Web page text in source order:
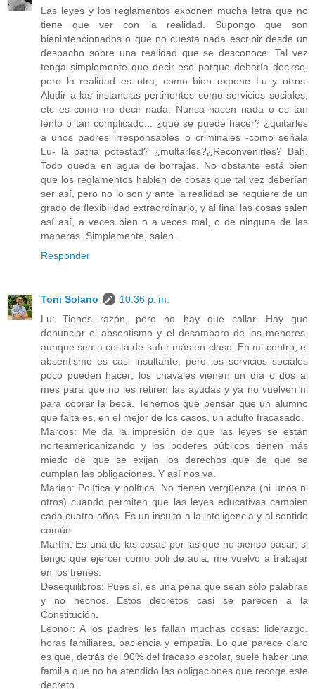
Las leyes y los reglamentos exponen mucha letra que no
tiene que ver con la realidad. Supongo que son
bienintencionados o que no cuesta nada escribir desde un
despacho sobre una realidad que se desconoce. Tal vez
tenga simplemente que decir eso porque debería decirse,
pero la realidad es otra, como bien expone Lu y otros.
Aludir a las instancias pertinentes como servicios sociales,
etc es como no decir nada. Nunca hacen nada o es tan
lento o tan complicado... ¿qué se puede hacer? ¿quitarles
a unos padres irresponsables o criminales -como señala
Lu- la patria potestad? ¿multarles?¿Reconvenirles? Bah.
Todo queda en agua de borrajas. No obstante está bien
que los reglamentos hablen de cosas que tal vez deberían
ser así, pero no lo son y ante la realidad se requiere de un
grado de flexibilidad extraordinario, y al final las cosas salen
así así, a veces bien o a veces mal, o de ninguna de las
maneras. Simplemente, salen.
Responder
Toni Solano
10:36 p. m.
Lu: Tienes razón, pero no hay que callar. Hay que
denunciar el absentismo y el desamparo de los menores,
aunque sea a costa de sufrir más en clase. En mi centro, el
absentismo es casi insultante, pero los servicios sociales
poco pueden hacer; los chavales vienen un día o dos al
mes para que no les retiren las ayudas y ya no vuelven ni
para cobrar la beca. Tenemos que pensar que un alumno
que falta es, en el mejor de los casos, un adulto fracasado.
Marcos: Me da la impresión de que las leyes se están
norteamericanizando y los poderes públicos tienen más
miedo de que se exijan los derechos que de que se
cumplan las obligaciones. Y así nos va.
Marian: Política y política. No tienen vergüenza (ni unos ni
otros) cuando permiten que las leyes educativas cambien
cada cuatro años. Es un insulto a la inteligencia y al sentido
común.
Martín: Es una de las cosas por las que no pienso pasar; si
tengo que ejercer como poli de aula, me vuelvo a trabajar
en los trenes.
Desequilibros: Pues sí, es una pena que sean sólo palabras
y no hechos. Estos decretos casi se parecen a la
Constitución.
Leonor: A los padres les fallan muchas cosas: liderazgo,
horas familiares, paciencia y empatía. Lo que parece claro
es que, detrás del 90% del fracaso escolar, suele haber una
familia que no ha atendido las obligaciones que recoge este
decreto.